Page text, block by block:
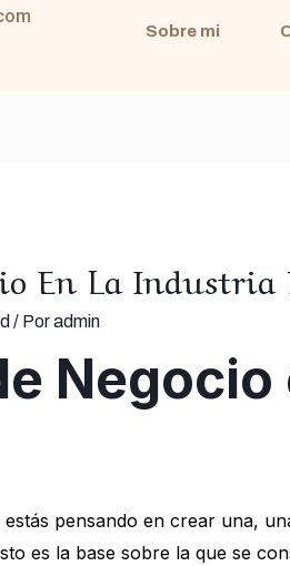
Sobre mi
En La Industria
/ Poradmin
pensando en crear una,
es la base sobre la que se